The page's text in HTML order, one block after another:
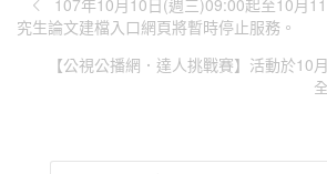
107年10月10日(週三)09:00起至10月
究生論文建檔入口網頁將暫時停止服務。
【公視公播網．達人挑戰賽】活動於10